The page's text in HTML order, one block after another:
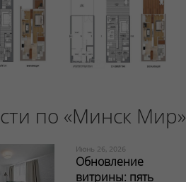
по «Минск Мир»
Июнь 26, 2026
Обновление
витрины: пять